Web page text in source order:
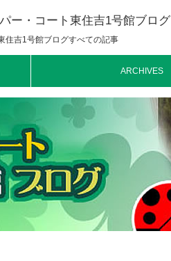
ー・コート東住吉1号館ブログ
吉1号館ブログすべての記事
ARCHIVES